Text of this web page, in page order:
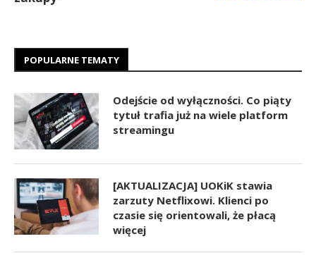
POPULARNE TEMATY
Odejście od wyłączności. Co piąty
tytuł trafia już na wiele platform
streamingu
[AKTUALIZACJA] UOKiK stawia
zarzuty Netflixowi. Klienci po
czasie się orientowali, że płacą
więcej